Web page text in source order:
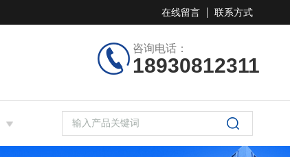
在线留言 联系方式
咨询电话：
18930812311